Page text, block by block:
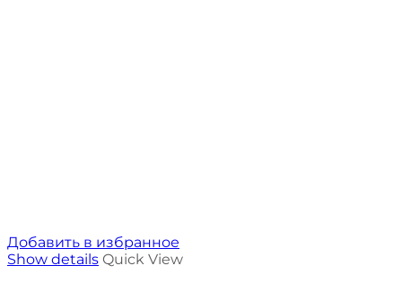
Добавить в избранное
Show details Quick View